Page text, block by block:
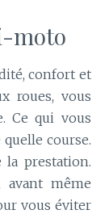
moto
confort et
roues, vous
Ce qui vous
course.
la prestation.
avant même
vous éviter